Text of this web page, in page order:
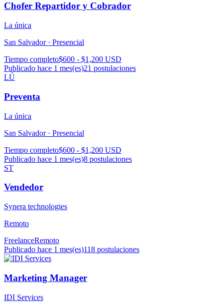
Chofer Repartidor y Cobrador
La única
San Salvador · Presencial
Tiempo completo$600 - $1,200 USD
Publicado hace 1 mes(es)21 postulaciones
LÚ
Preventa
La única
San Salvador · Presencial
Tiempo completo$600 - $1,200 USD
Publicado hace 1 mes(es)8 postulaciones
ST
Vendedor
Synera technologies
Remoto
FreelanceRemoto
Publicado hace 1 mes(es)118 postulaciones
Marketing Manager
IDI Services